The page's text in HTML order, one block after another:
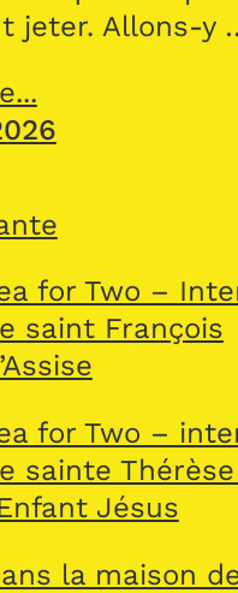
jeter. Allons-y
for Two –
saint François
for Two –
sainte
Jésus
la maison